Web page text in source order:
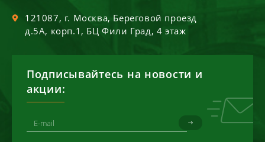
121087, г. Москва, Береговой проезд
д.5А, корп.1, БЦ Фили Град, 4 этаж
Подписывайтесь на новости и
акции: